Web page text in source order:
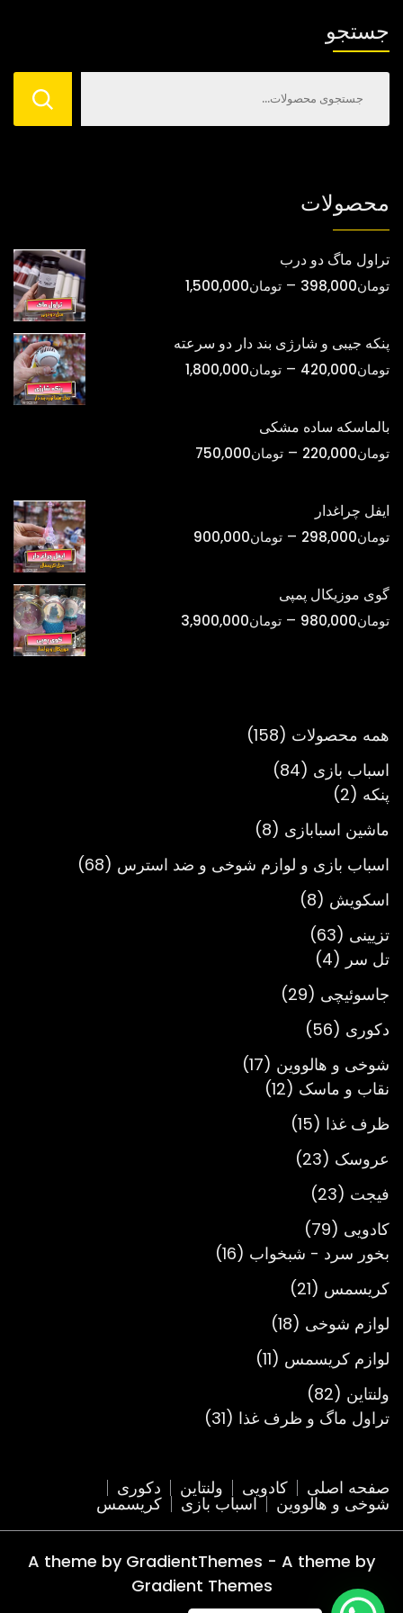
در
است
در
صفحه
جستجو
محصولات
تراول ماگ دو درب
تومان398,000
– تومان1,500,000محدوده
پنکه جیبی و شارژی بند دار دو سرعته
تومان420,000
– تومان1,800,000محدوده
بالماسکه ساده مشکی
تومان220,000
– تومان750,000
تومان750,000
ایفل چراغدار
تومان298,000
– تومان900,000
تومان900,000
گوی موزیکال پمپی
تومان980,000
– تومان3,900,000
همه محصولات
158
158
اسباب بازی 84
84
پنکه 2
2
محصول
ماشین اسبابازی 8
8
اسباب بازی و لوازم شوخی و ضد استرس 68
68
اسکویش 8
8
تزیینی 63
63
محصول
تل سر 4
4
محصول
جاسوئیچی 29
29
دکوری 56
56
محصول
شوخی و هالووین 17
17
نقاب و ماسک 12
12
ظرف غذا 15
15
محصول
عروسک 23
23
فیجت 23
23
محصول
کادویی 79
79
محصول
بخور سرد - شبخواب 16
16
کریسمس 21
21
محصول
لوازم شوخی 18
18
محصول
لوازم کریسمس 11
11
ولنتاین 82
82
محصول
تراول ماگ و ظرف غذا 31
31
صفحه اصلی کادویی ولنتاین دکوری
شوخی و هالووین اسباب بازی کریسمس
A theme by GradientThemes - A theme by
Gradient Themes